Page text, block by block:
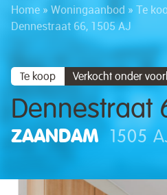
Home » Woningaanbod » Te
Dennestraat 66, 1505 AJ
Te koop Verkocht onder
Dennestraat
ZAANDAM 1505